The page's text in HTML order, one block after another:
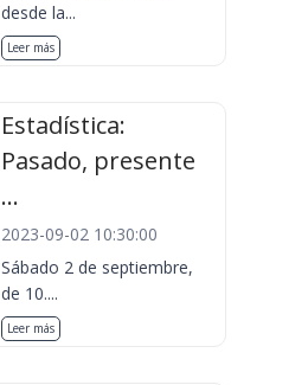
desde la...
Leer más
Estadística:
Pasado, presente
...
2023-09-02 10:30:00
Sábado 2 de septiembre,
de 10....
Leer más